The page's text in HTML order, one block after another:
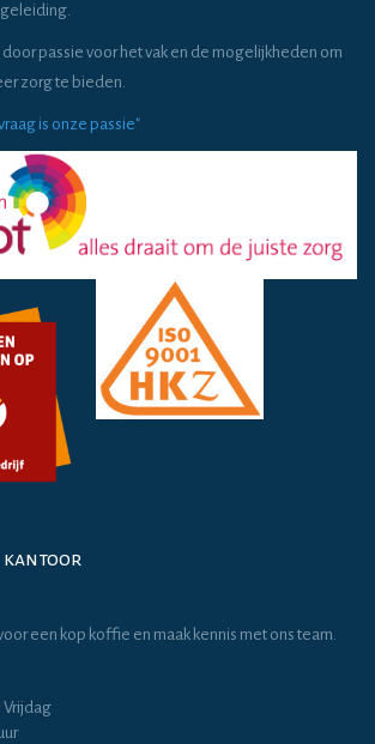
door passie voor het vak en de mogelijkheden om
zorg te bieden.
is onze passie"
kantoor
een kop koffie en maak kennis met ons team.
Vrijdag